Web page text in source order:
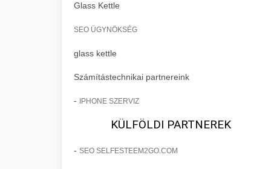
Glass Kettle
SEO ÜGYNÖKSÉG
glass kettle
Számítástechnikai partnereink
- IPHONE SZERVIZ
KÜLFÖLDI PARTNEREK
- SEO SELFESTEEM2GO.COM